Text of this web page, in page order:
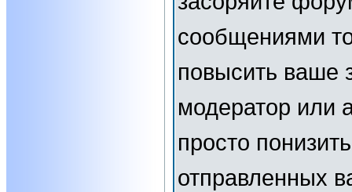
сообщениями
повысить ваше
модератор или
просто
отправленных